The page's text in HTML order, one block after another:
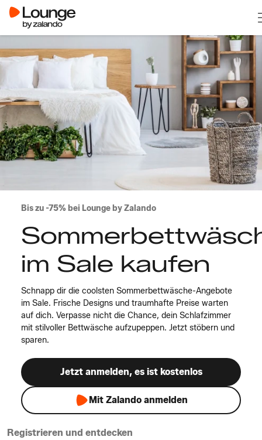
Bis zu -75% bei Lounge by Zalando
im Sale kaufen
Schnapp dir die coolsten Sommerbettwäsche-Angebote
im Sale. Frische Designs und traumhafte Preise warten
auf dich. Verpasse nicht die Chance, dein Schlafzimmer
mit stilvoller Bettwäsche aufzupeppen. Jetzt stöbern und
sparen.
Jetzt anmelden, es ist kostenlos
Mit Zalando anmelden
Registrieren und entdecken